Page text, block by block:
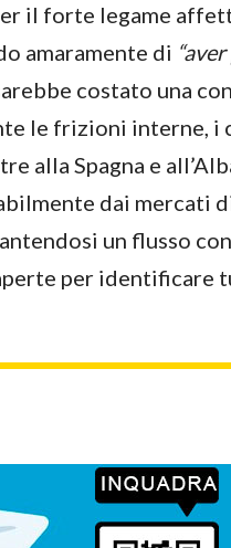
il forte legame
amaramente di
costato una
le frizioni interne, i
alla Spagna e
dai mercati
un flusso
per identificare